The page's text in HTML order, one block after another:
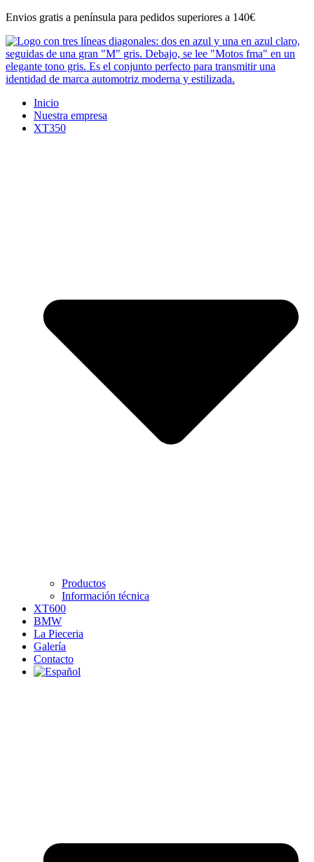
Ir
contenido
Envios gratis a península para pedidos superiores a 140€
Inicio
Nuestra empresa
XT350
Productos
Información técnica
XT600
BMW
La Pieceria
Galería
Contacto